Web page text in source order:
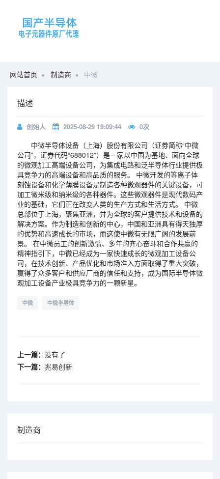
网站首页 制造商 中微
描述
创始人 2025-08-29 19:09:44 0次
中微半导体设备（上海）股份有限公司（证券简称“中微
公司”，证券代码“688012”）是一家以中国为基地、面向全球
的微观加工高端设备公司，为集成电路和泛半导体行业提供极
具竞争力的高端设备和高品质的服务。 中微开发的等离子体
刻蚀设备和化学薄膜设备是制造各种微观器件的关键设备，可
加工微米级和纳米级的各种器件。这些微观器件是现代数码产
业的基础，它们正在改变人类的生产方式和生活方式。 中微
总部位于上海，聚焦亚洲，并为全球的客户提供技术和设备的
解决方案。作为制造和创新的中心，中国和亚洲具有得天独厚
的优势和高速成长的市场，而这使中微有无限广阔的发展前
景。 在中微员工的创新激情、多年的齐心奋斗和合作共赢的
精神指引下，中微已经成为一家快速成长的微观加工设备公
司，在技术创新、产品优化和市场准入方面取得了重大突破，
赢得了众多客户和供应厂商的信任和支持，成为国际半导体微
观加工设备产业极具竞争力的一颗新星。
中微 中微半导体
上一篇： 没有了
下一篇： 兆易创新
制造商